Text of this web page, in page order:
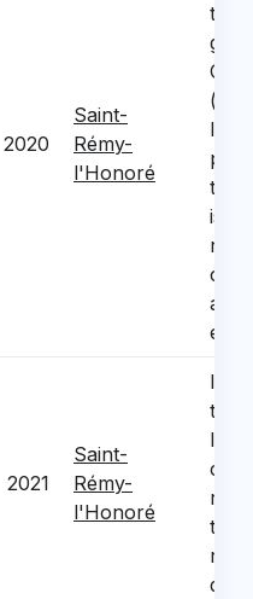
2020
Saint-
Rémy-
l'Honoré
la
aux
2021
Saint-
Rémy-
l'Honoré
des